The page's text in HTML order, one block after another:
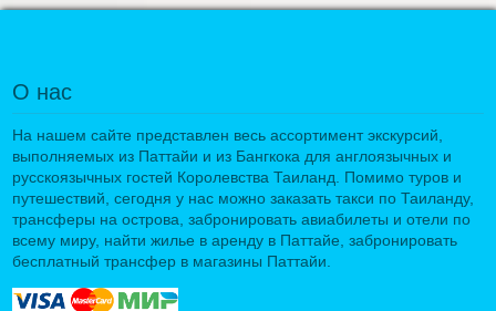
О нас
На нашем сайте представлен весь ассортимент экскурсий,
выполняемых из Паттайи и из Бангкока для англоязычных и
русскоязычных гостей Королевства Таиланд. Помимо туров и
путешествий, сегодня у нас можно заказать такси по Таиланду,
трансферы на острова, забронировать авиабилеты и отели по
всему миру, найти жилье в аренду в Паттайе, забронировать
бесплатный трансфер в магазины Паттайи.